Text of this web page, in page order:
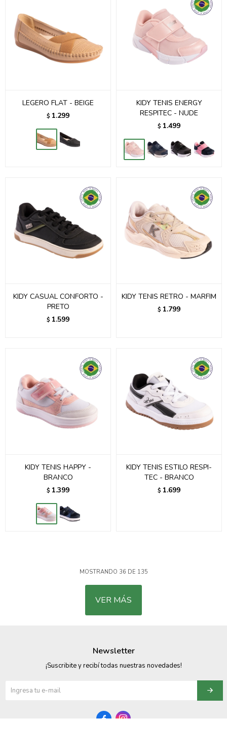
LEGERO FLAT - BEIGE
$ 1.299
KIDY TENIS ENERGY
RESPITEC - NUDE
$ 1.499
KIDY CASUAL CONFORTO -
PRETO
$ 1.599
KIDY TENIS RETRO - MARFIM
$ 1.799
KIDY TENIS HAPPY -
BRANCO
$ 1.399
KIDY TENIS ESTILO RESPI-
TEC - BRANCO
$ 1.699
MOSTRANDO 36DE 135
VER MÁS
Newsletter
¡Suscribite y recibí todas nuestras novedades!
 